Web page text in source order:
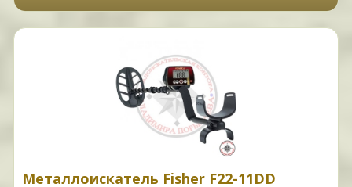
Металлоискатель Fisher F22-11DD